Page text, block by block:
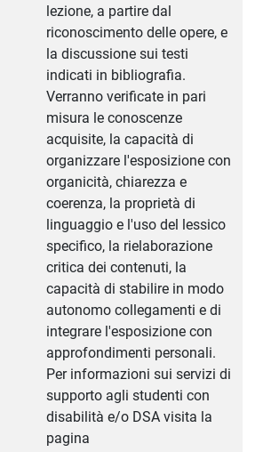
lezione, a partire dal
riconoscimento delle opere, e
la discussione sui testi
indicati in bibliografia.
Verranno verificate in pari
misura le conoscenze
acquisite, la capacità di
organizzare l'esposizione con
organicità, chiarezza e
coerenza, la proprietà di
linguaggio e l'uso del lessico
specifico, la rielaborazione
critica dei contenuti, la
capacità di stabilire in modo
autonomo collegamenti e di
integrare l'esposizione con
approfondimenti personali.
Per informazioni sui servizi di
supporto agli studenti con
disabilità e/o DSA visita la
pagina